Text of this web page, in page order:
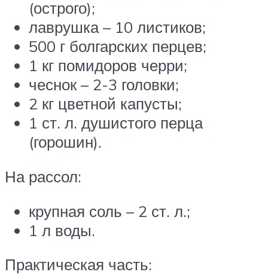
(острого);
лаврушка – 10 листиков;
500 г болгарских перцев;
1 кг помидоров черри;
чеснок – 2-3 головки;
2 кг цветной капусты;
1 ст. л. душистого перца
(горошин).
На рассол:
крупная соль – 2 ст. л.;
1 л воды.
Практическая часть: